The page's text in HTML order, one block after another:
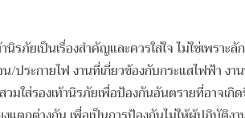
านิรภัยเป็นเรื่องสำคัญและควรใส่ใจ ไม่ใช่เพ
/ประกายไฟ งานที่เกี่ยวข้องกับกระแสไฟฟ้า
มใส่รองเท้านิรภัยเพื่อป้องกันอันตรายที่อาจเ